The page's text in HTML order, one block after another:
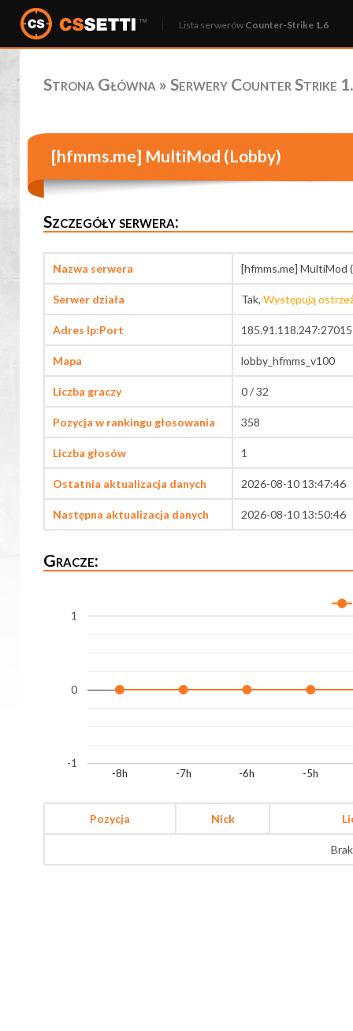
Lista serwerów Counter-Strike 1.6
Strona Główna » Serwery Counter Strike
[hfmms.me] MultiMod (Lobby)
Szczegóły serwera:
Nazwa serwera [hfmms.me] MultiMod
Serwer działa Tak, Występują
Adres Ip:Port 185.91.118.247:27015
Mapa lobby_hfmms_v100
Liczba graczy 0 / 32
Pozycja w rankingu głosowania 358
Liczba głosów 1
Ostatnia aktualizacja danych 2026-08-10 13:47:46
Następna aktualizacja danych 2026-08-10 13:50:46
Gracze:
-8h -7h -6h -5h
-1
0
1
Pozycja Nick